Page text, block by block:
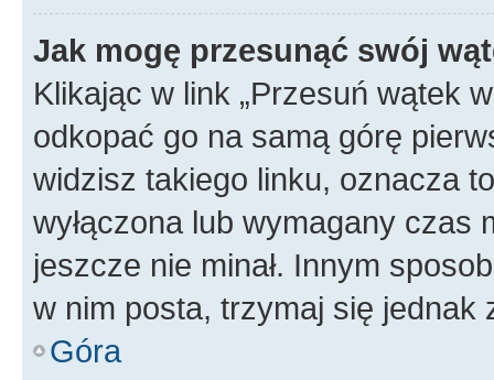
Jak mogę przesunąć swój
Klikając w link „Przesuń wątek
odkopać go na samą górę
widzisz takiego linku, oznacza
wyłączona lub wymagany czas
jeszcze nie minał. Innym
w nim posta, trzymaj się jednak
Góra